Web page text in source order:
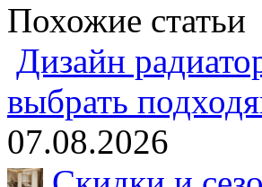
Похожие статьи
Дизайн
выбрать
07.08.2026